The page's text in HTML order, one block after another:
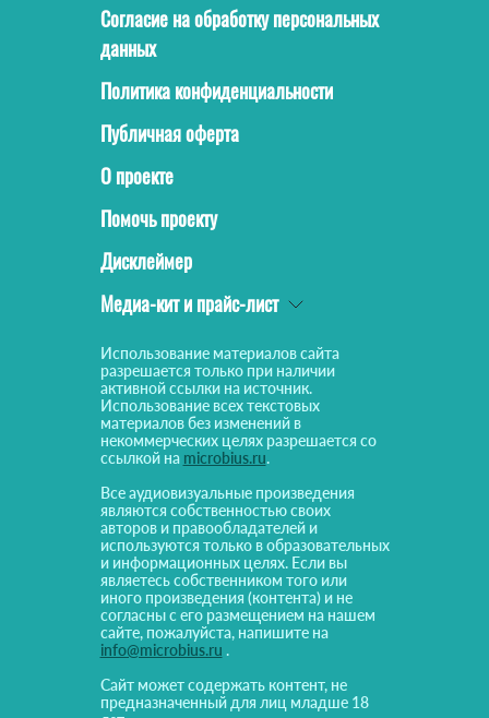
Согласие на обработку персональных
данных
Политика конфиденциальности
Публичная оферта
О проекте
Помочь проекту
Дисклеймер
Медиа-кит и прайс-лист
Использование материалов сайта
разрешается только при наличии
активной ссылки на источник.
Использование всех текстовых
материалов без изменений в
некоммерческих целях разрешается со
ссылкой на microbius.ru.
Все аудиовизуальные произведения
являются собственностью своих
авторов и правообладателей и
используются только в образовательных
и информационных целях. Если вы
являетесь собственником того или
иного произведения (контента) и не
согласны с его размещением на нашем
сайте, пожалуйста, напишите на
info@microbius.ru .
Сайт может содержать контент, не
предназначенный для лиц младше 18